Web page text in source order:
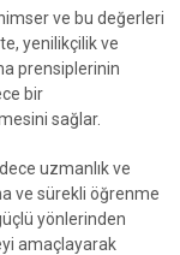
ve bu değerleri
yenilikçilik ve
prensiplerinin
bir
sağlar.
uzmanlık ve
ve sürekli öğrenme
yönlerinden
amaçlayarak